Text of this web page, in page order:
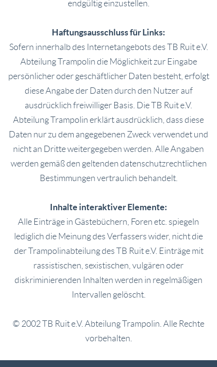
endgültig einzustellen.
Haftungsausschluss für Links:
Sofern innerhalb des Internetangebots des TB Ruit e.V.
Abteilung Trampolin die Möglichkeit zur Eingabe
persönlicher oder geschäftlicher Daten besteht, erfolgt
diese Angabe der Daten durch den Nutzer auf
ausdrücklich freiwilliger Basis. Die TB Ruit e.V.
Abteilung Trampolin erklärt ausdrücklich, dass diese
Daten nur zu dem angegebenen Zweck verwendet und
nicht an Dritte weitergegeben werden. Alle Angaben
werden gemäß den geltenden datenschutzrechtlichen
Bestimmungen vertraulich behandelt.
Inhalte interaktiver Elemente:
Alle Einträge in Gästebüchern, Foren etc. spiegeln
lediglich die Meinung des Verfassers wider, nicht die
der Trampolinabteilung des TB Ruit e.V. Einträge mit
rassistischen, sexistischen, vulgären oder
diskriminierenden Inhalten werden in regelmäßigen
Intervallen gelöscht.
© 2002 TB Ruit e.V. Abteilung Trampolin. Alle Rechte
vorbehalten.